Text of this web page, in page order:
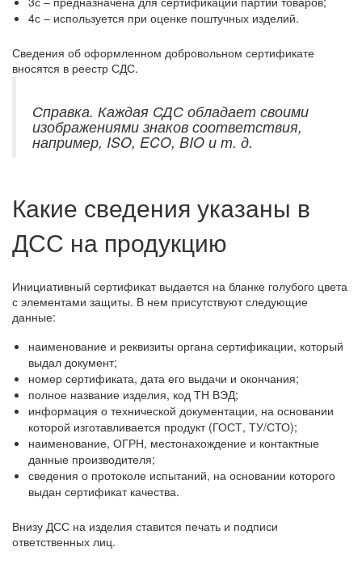
4с ‒ используется при оценке поштучных изделий.
Сведения об оформленном добровольном сертификате
вносятся в реестр СДС.
Справка. Каждая СДС обладает своими
изображениями знаков соответствия,
например, ISO, ECO, BIO и т. д.
Какие сведения указаны в
ДСС на продукцию
Инициативный сертификат выдается на бланке голубого цвета
с элементами защиты. В нем присутствуют следующие
данные:
наименование и реквизиты органа сертификации, который
выдал документ;
номер сертификата, дата его выдачи и окончания;
полное название изделия, код ТН ВЭД;
информация о технической документации, на основании
которой изготавливается продукт (ГОСТ, ТУ/СТО);
наименование, ОГРН, местонахождение и контактные
данные производителя;
сведения о протоколе испытаний, на основании которого
выдан сертификат качества.
Внизу ДСС на изделия ставится печать и подписи
ответственных лиц.